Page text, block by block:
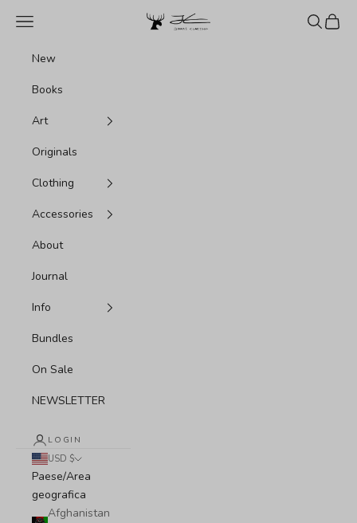
Jonas Claesson Shop
Menù Cerca
New
Books
Art
Originals
Clothing
Accessories
About
Journal
Info
Bundles
On Sale
NEWSLETTER
LOGIN
USD $
Paese/Area
geografica
Afghanistan